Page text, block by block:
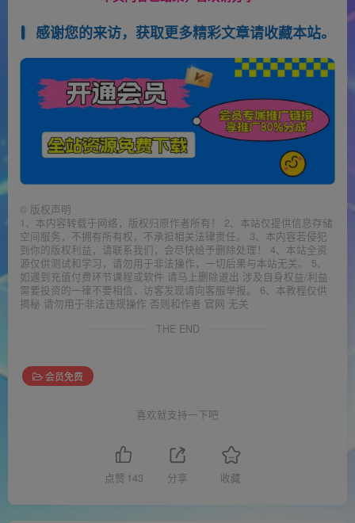
感谢您的来访，获取更多精彩文章请收藏本站。
© 版权声明
1、本内容转载于网络，版权归原作者所有！ 2、本站仅提供信息存储
空间服务，不拥有所有权，不承担相关法律责任。 3、本内容若侵犯
到你的版权利益，请联系我们，会尽快给予删除处理！ 4、本站全资
源仅供测试和学习，请勿用于非法操作，一切后果与本站无关。 5、
如遇到充值付费环节课程或软件 请马上删除退出 涉及自身权益/利益
需要投资的一律不要相信，访客发现请向客服举报。 6、本教程仅供
揭秘 请勿用于非法违规操作 否则和作者 官网 无关
THE END
会员免费
喜欢就支持一下吧
点赞 143 分享 收藏